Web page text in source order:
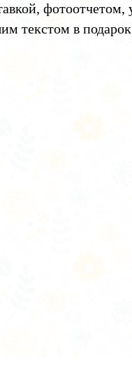
фотоотчетом,
текстом в